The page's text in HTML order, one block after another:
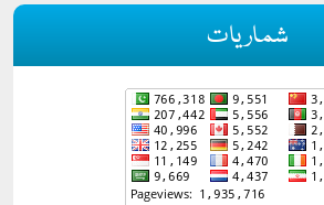
شماریات